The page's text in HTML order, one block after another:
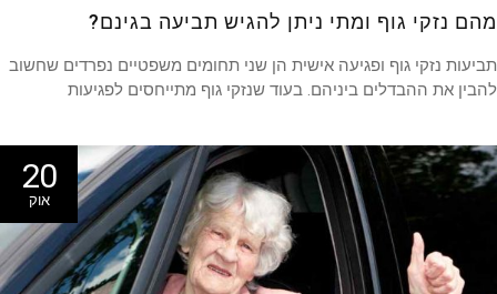
נזקי גוף ומתי ניתן להגיש תביעה בגינם?
נזקי גוף ופגיעה אישית הן שני תחומים משפטיים נפרדים שחשוב
את ההבדלים ביניהם. בעוד שנזקי גוף מתייחסים לפגיעות
20
אוק